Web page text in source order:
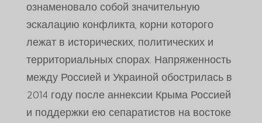
ознаменовало собой значительную
эскалацию конфликта, корни которого
лежат в исторических, политических и
территориальных спорах. Напряженность
между Россией и Украиной обострилась в
2014 году после аннексии Крыма Россией
и поддержки ею сепаратистов на востоке